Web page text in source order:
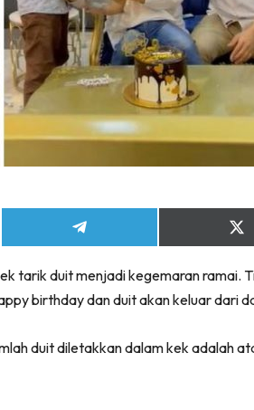
Share
on
on
tarik duit menjadi kegemaran ramai.
birthday dan duit akan keluar dari
duit diletakkan dalam kek adalah